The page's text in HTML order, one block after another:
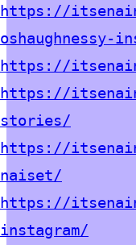
https://
oshaughnessy-
https://
https://
stories/
https://
naiset/
https://
instagram/